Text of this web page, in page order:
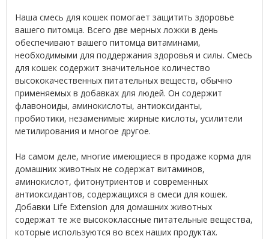
Наша смесь для кошек помогает защитить здоровье
вашего питомца. Всего две мерных ложки в день
обеспечивают вашего питомца витаминами,
необходимыми для поддержания здоровья и силы. Смесь
для кошек содержит значительное количество
высококачественных питательных веществ, обычно
применяемых в добавках для людей. Он содержит
флавоноиды, аминокислоты, антиоксиданты,
пробиотики, незаменимые жирные кислоты, усилители
метилирования и многое другое.
На самом деле, многие имеющиеся в продаже корма для
домашних животных не содержат витаминов,
аминокислот, фитонутриентов и современных
антиоксидантов, содержащихся в смеси для кошек.
Добавки Life Extension для домашних животных
содержат те же высококлассные питательные вещества,
которые используются во всех наших продуктах.